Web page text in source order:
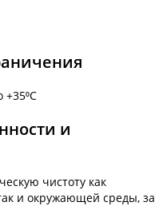
+35⁰С
и
чистоту как
и окружающей среды, за